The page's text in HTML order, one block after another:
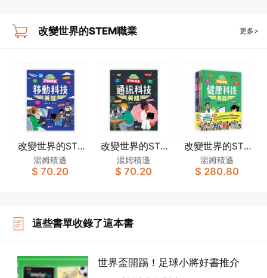
改變世界的STEM職業 更多>
改變世界的STE
M職業：移動科
技英雄
湯姆積遜
$ 70.20
改變世界的STE
M職業：通訊科
技英雄
湯姆積遜
$ 70.20
改變世界的STE
M職業套裝（一
套4冊）
湯姆積遜
$ 280.80
這些書單收錄了這本書
世界盃開踢！足球小將好書推介